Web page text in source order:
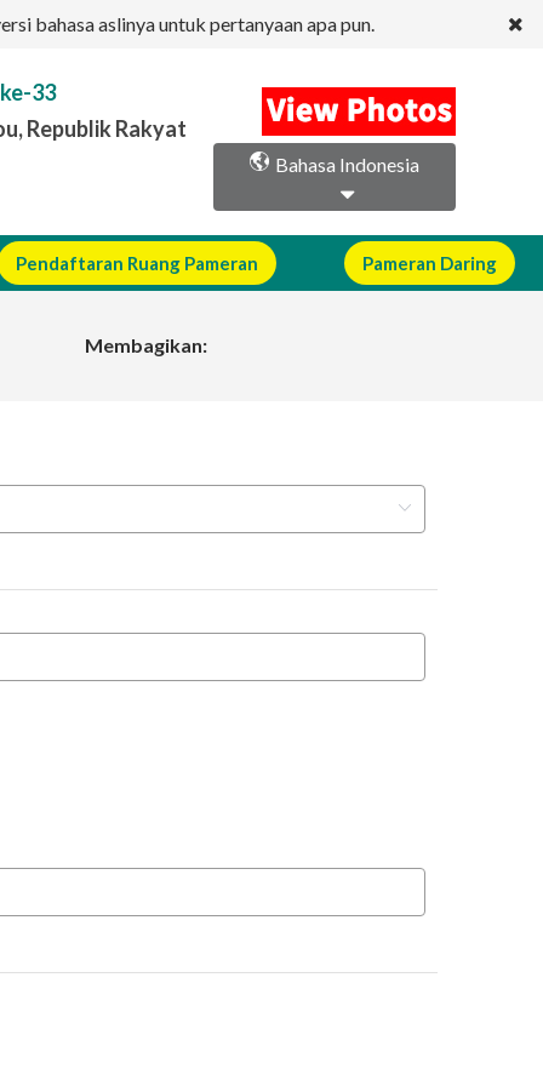
bahasa aslinya untuk pertanyaan apa pun.
33
Republik Rakyat
Bahasa Indonesia
Pendaftaran Ruang Pameran Pameran Daring
Membagikan: